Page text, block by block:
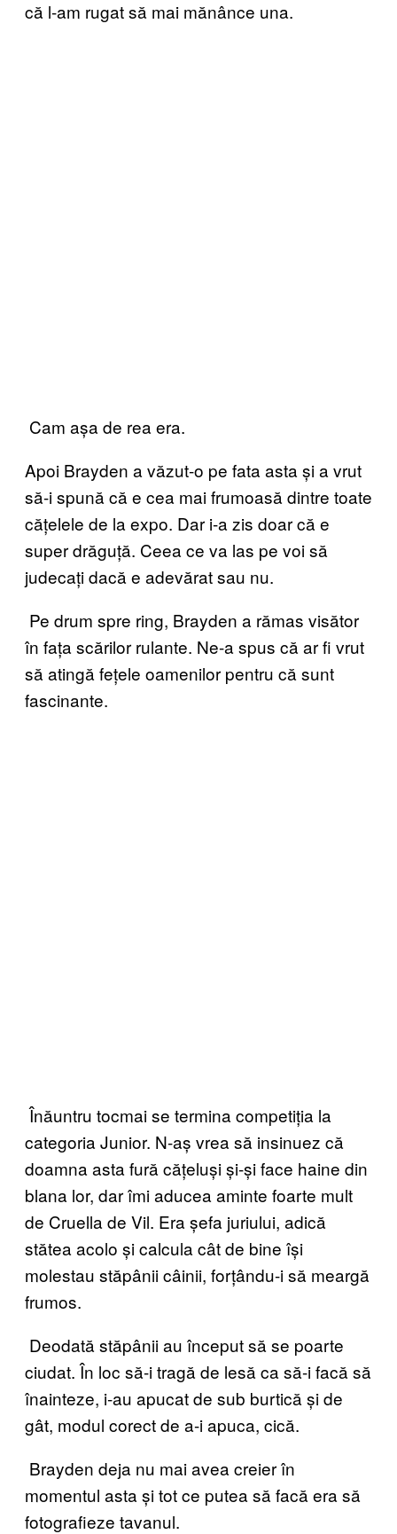
că l-am rugat să mai mănânce una.
Cam așa de rea era.
Apoi Brayden a văzut-o pe fata asta și a vrut
să-i spună că e cea mai frumoasă dintre toate
cățelele de la expo. Dar i-a zis doar că e
super drăguță. Ceea ce va las pe voi să
judecați dacă e adevărat sau nu.
Pe drum spre ring, Brayden a rămas visător
în fața scărilor rulante. Ne-a spus că ar fi vrut
să atingă fețele oamenilor pentru că sunt
fascinante.
Înăuntru tocmai se termina competiția la
categoria Junior. N-aș vrea să insinuez că
doamna asta fură cățeluși și-și face haine din
blana lor, dar îmi aducea aminte foarte mult
de Cruella de Vil. Era șefa juriului, adică
stătea acolo și calcula cât de bine își
molestau stăpânii câinii, forțându-i să meargă
frumos.
Deodată stăpânii au început să se poarte
ciudat. În loc să-i tragă de lesă ca să-i facă să
înainteze, i-au apucat de sub burtică și de
gât, modul corect de a-i apuca, cică.
Brayden deja nu mai avea creier în
momentul asta și tot ce putea să facă era să
fotografieze tavanul.